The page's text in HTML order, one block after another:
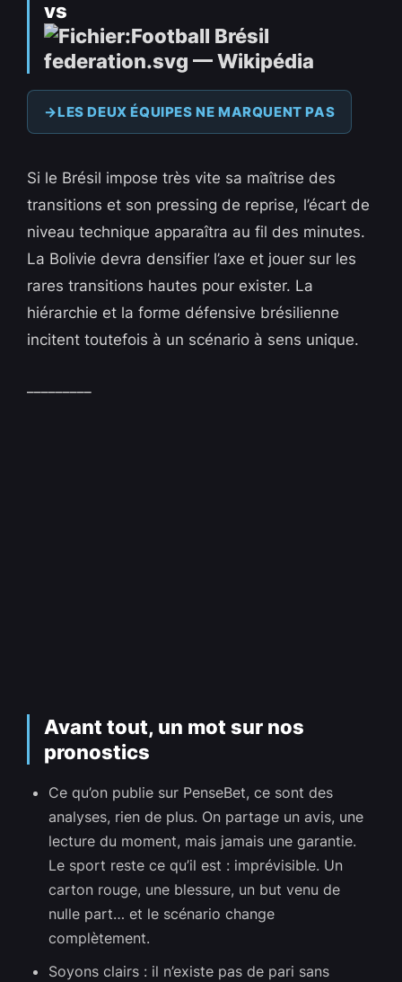
vs
LES DEUX ÉQUIPES NE MARQUENT PAS
Si le Brésil impose très vite sa maîtrise des
transitions et son pressing de reprise, l’écart de
niveau technique apparaîtra au fil des minutes.
La Bolivie devra densifier l’axe et jouer sur les
rares transitions hautes pour exister. La
hiérarchie et la forme défensive brésilienne
incitent toutefois à un scénario à sens unique.
Avant tout, un mot sur nos
pronostics
Ce qu’on publie sur PenseBet, ce sont des
analyses, rien de plus. On partage un avis, une
lecture du moment, mais jamais une garantie.
Le sport reste ce qu’il est : imprévisible. Un
carton rouge, une blessure, un but venu de
nulle part… et le scénario change
complètement.
Soyons clairs : il n’existe pas de pari sans